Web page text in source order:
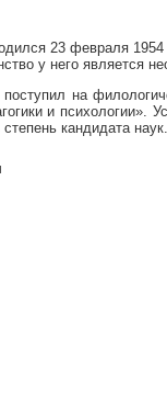
23 февраля 1954
у него является
на
и психологии».
степень кандидата